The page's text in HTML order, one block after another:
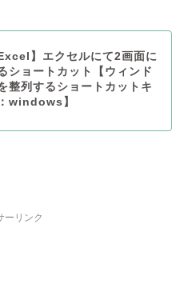
Excel】エクセルにて2画面に
ショートカット【ウィンド
整列するショートカットキ
windows】
ーリンク